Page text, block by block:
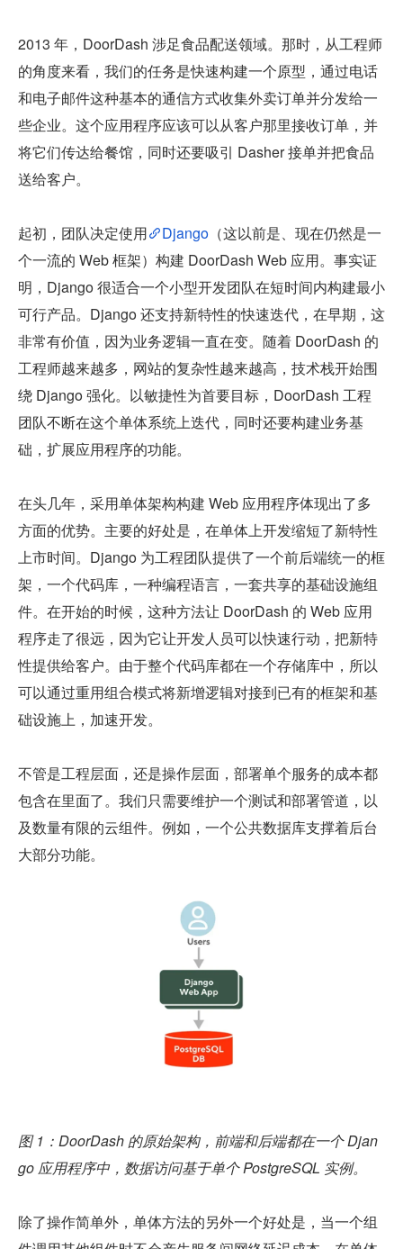
2013 年，DoorDash 涉足食品配送领域。那时，从工程师
的角度来看，我们的任务是快速构建一个原型，通过电话
和电子邮件这种基本的通信方式收集外卖订单并分发给一
些企业。这个应用程序应该可以从客户那里接收订单，并
将它们传达给餐馆，同时还要吸引 Dasher 接单并把食品
送给客户。
起初，团队决定使用 Django （这以前是、现在仍然是一
个一流的 Web 框架）构建 DoorDash Web 应用。事实证
明，Django 很适合一个小型开发团队在短时间内构建最小
可行产品。Django 还支持新特性的快速迭代，在早期，这
非常有价值，因为业务逻辑一直在变。随着 DoorDash 的
工程师越来越多，网站的复杂性越来越高，技术栈开始围
绕 Django 强化。以敏捷性为首要目标，DoorDash 工程
团队不断在这个单体系统上迭代，同时还要构建业务基
础，扩展应用程序的功能。
在头几年，采用单体架构构建 Web 应用程序体现出了多
方面的优势。主要的好处是，在单体上开发缩短了新特性
上市时间。Django 为工程团队提供了一个前后端统一的框
架，一个代码库，一种编程语言，一套共享的基础设施组
件。在开始的时候，这种方法让 DoorDash 的 Web 应用
程序走了很远，因为它让开发人员可以快速行动，把新特
性提供给客户。由于整个代码库都在一个存储库中，所以
可以通过重用组合模式将新增逻辑对接到已有的框架和基
础设施上，加速开发。
不管是工程层面，还是操作层面，部署单个服务的成本都
包含在里面了。我们只需要维护一个测试和部署管道，以
及数量有限的云组件。例如，一个公共数据库支撑着后台
大部分功能。
图 1：DoorDash 的原始架构，前端和后端都在一个 Djan
go 应用程序中，数据访问基于单个 PostgreSQL 实例。
除了操作简单外，单体方法的另外一个好处是，当一个组